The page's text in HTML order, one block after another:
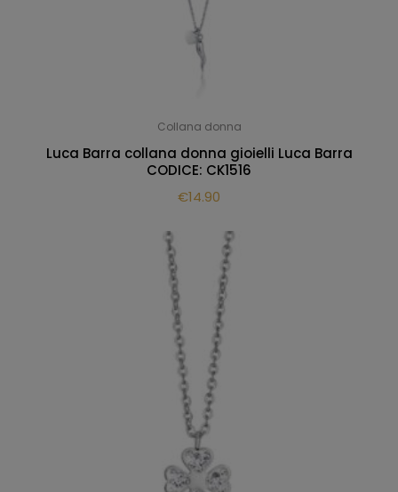
Collana donna
Luca Barra collana donna gioielli Luca Barra
CODICE: CK1516
€14.90